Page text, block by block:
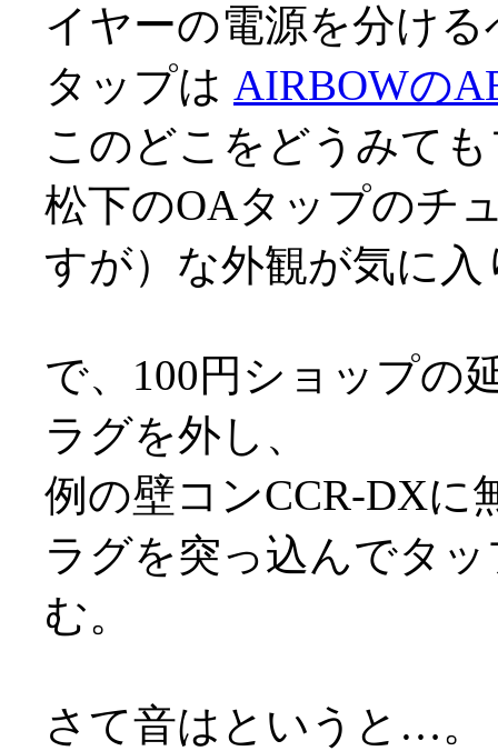
イヤーの電源を分け
タップは AIRBOWの
このどこをどうみて
松下のOAタップのチ
すが）な外観が気に
で、100円ショップの
ラグを外し、
例の壁コンCCR-DXに
ラグを突っ込んでタ
む。
さて音はというと…。